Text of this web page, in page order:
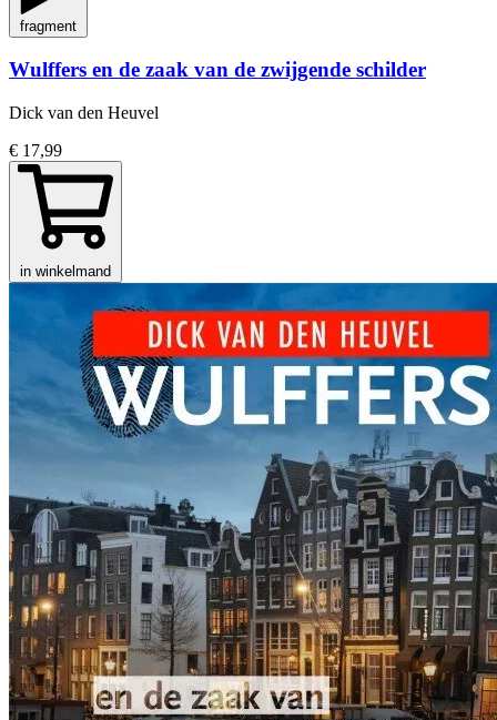
fragment
Wulffers en de zaak van de zwijgende schilder
Dick van den Heuvel
€ 17,99
in winkelmand